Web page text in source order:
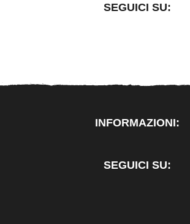
SEGUICI SU:
INFORMAZIONI:
SEGUICI SU: